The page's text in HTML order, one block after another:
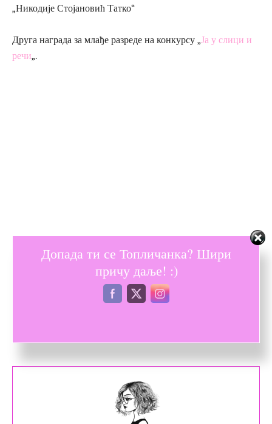
„Никодије Стојановић Татко“
Друга награда за млађе разреде на конкурсу „Ја у слици и
речи„.
Допада ти се Топличанка? Шири
причу даље! :)